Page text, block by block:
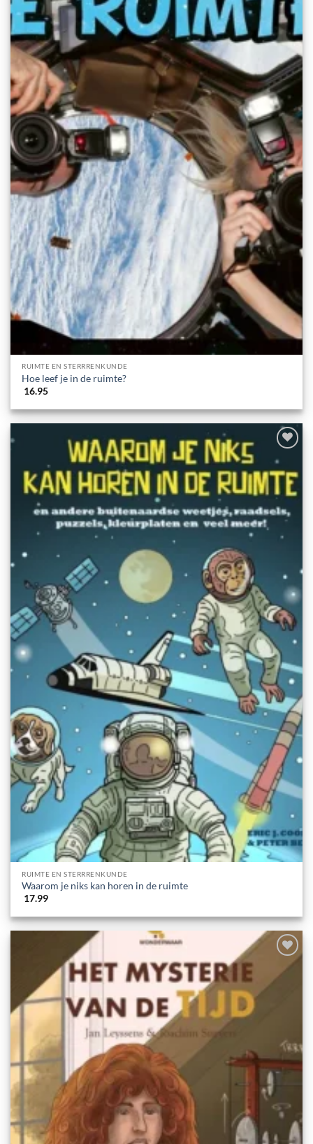
RUIMTE EN STERRRENKUNDE
Hoe leef je in de ruimte?
16.95
RUIMTE EN STERRRENKUNDE
Waarom je niks kan horen in de ruimte
17.99